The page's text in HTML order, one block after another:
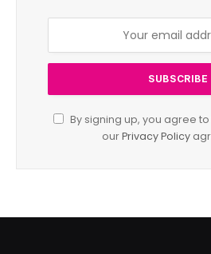
By signing up, you agree
ourPrivacy Policy